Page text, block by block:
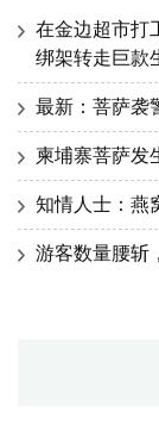
在金边超市打
绑架转走巨款
最新：菩萨袭
柬埔寨菩萨发
知情人士：燕
游客数量腰斩